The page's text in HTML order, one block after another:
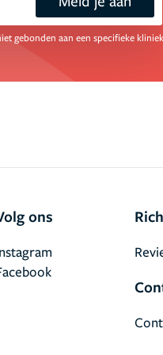
gebonden aan een specifieke kliniek
ons